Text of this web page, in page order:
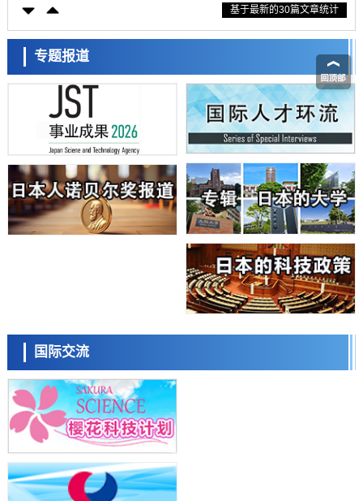
大阪大学开发出膜脂质可视化工具，使脂质探针的高效开发成为可能
科学研究
立教大学在试管内构建长链人工基因组DNA自我复制系统，有望实现携
带大量基因的人工细胞
日本科研费增设国际共同研究强化新类别，促进青年研究人员赴海外开
经济・社会
铁道综研新任理事长芦谷公稔：依托超导和防灾等核心优势服务社会
科学研究
东京大学通过叶绿体基因组编辑技术强化碳固定酶，成功提高光合作用
能力与生产力
科学研究
藤田医科大学等成功鉴定出非结核分枝杆菌生存的必需基因，首次揭示
【AI法下篇】如何应对AI的不可控性——中央大学平野晋教授专访
的具体对策
科学研究
大阪大学开发基于水氢键网络的温度预测新方法，AI从分子排列信息中
高精度解读
经济・社会
【AI法上篇】如何对“将人生交给AI”保持危机感——中央大学平野晋教
授专访
科学研究
庆应义塾大学阐明脑内“游击手”小胶质细胞包裹保护受损神经细胞的机
制，有望用于开发阿尔茨海默病等疾病疗法
科学研究
日本东北大学与横滨橡胶全球首次从纳米尺度揭示橡胶—黄铜粘接界面
基于最新的30篇文章统计
专题报道
国际交流
流员
小岩井忠道